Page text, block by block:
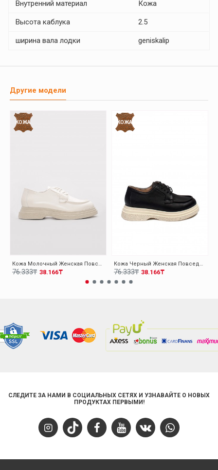
Внутренний материал Кожа
Высота каблука 2.5
ширина вала лодки geniskalip
Другие модели
КОЖА
Кожа Молочный Женская Повседневная Обувь 009ZA0151
38.166₸
76.333₸
КОЖА
Кожа Черный Женская Повседневная Обувь 009ZA0151
38.166₸
76.333₸
СЛЕДИТЕ ЗА НАМИ В СОЦИАЛЬНЫХ СЕТЯХ И УЗНАВАЙТЕ О НОВЫХ
ПРОДУКТАХ ПЕРВЫМИ!